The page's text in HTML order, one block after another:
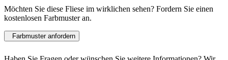
Möchten Sie diese Fliese im wirklichen sehen? Fordern Sie einen
kostenlosen Farbmuster an.
Farbmuster anfordern